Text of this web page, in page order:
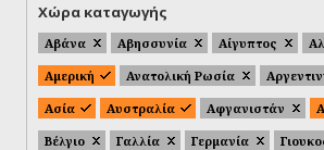
Χώρα καταγωγής
Αβάνα Αβησσυνία Αίγυπτος
Αμερική
Ανατολική Ρωσία
Ασία
Αυστραλία Αφγανιστάν
Βέλγιο
Γαλλία Γερμανία